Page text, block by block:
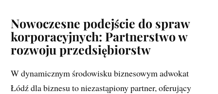
Nowoczesne podejście do spraw
korporacyjnych: Partnerstwo w
rozwoju przedsiębiorstw
W dynamicznym środowisku biznesowym adwokat
Łódź dla biznesu to niezastąpiony partner, oferujący